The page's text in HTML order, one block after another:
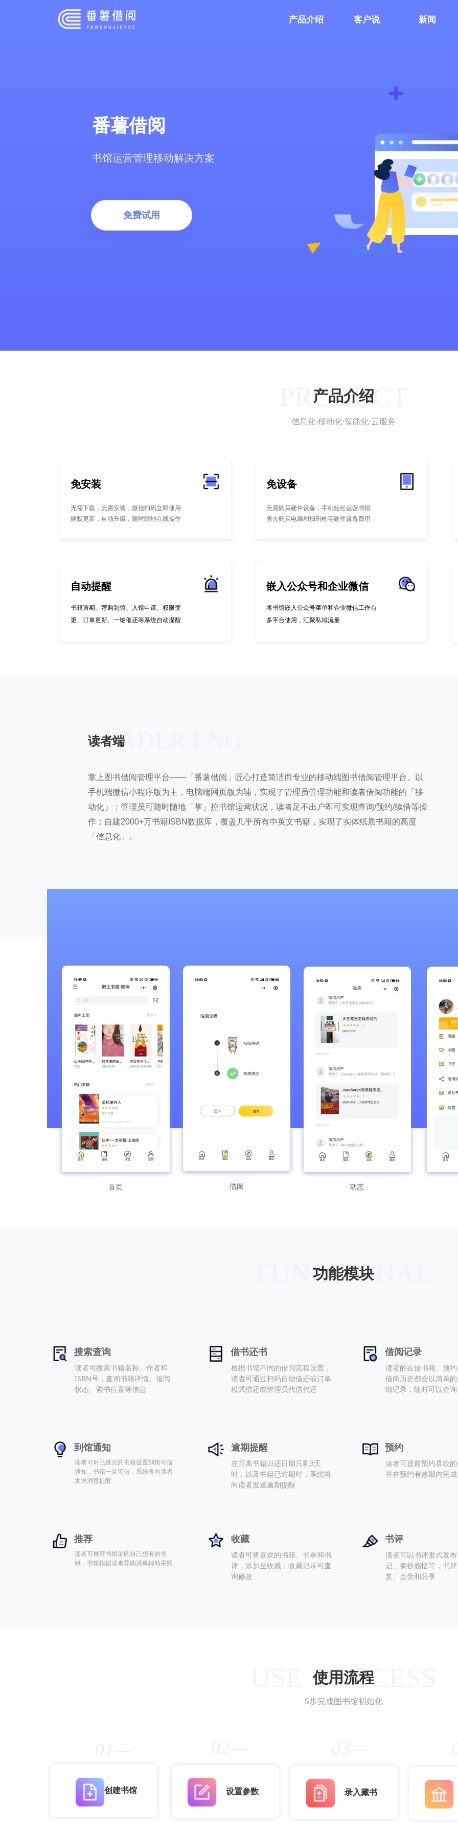
产品介绍 客户说 新闻
免费试用
番薯借阅
书馆运营管理移动解决方案
产品介绍
信息化·移动化·智能化·云服务
无需下载，无需安装，微信扫码立即使用
静默更新，自动升级，随时随地在线操作
免安装
无需购买硬件设备，手机轻松运营书馆
省去购买电脑和扫码枪等硬件设备费用
免设备
书籍逾期、荐购到馆、入馆申请、权限变
更、订单更新、一键催还等系统自动提醒
自动提醒
将书馆嵌入公众号菜单和企业微信工作台
多平台使用，汇聚私域流量
嵌入公众号和企业微信
功能模块
FUNCTIONAL
读者可搜索书籍名称、作者和
ISBN号，查询书籍详情、借阅
状态、索书位置等信息
搜索查询
根据书馆不同的借阅流程设置，
读者可通过扫码自助借还或订单
模式借还或管理员代借代还
借书还书
读者的在借书籍、预
借阅历史都会以清单
细记录，随时可以查询
借阅记录
读者可对已借完的书籍设置到馆可借
通知，书籍一旦可借，系统将向读者
发送消息提醒
到馆通知
在距离书籍归还日期只剩3天
时，以及书籍已逾期时，系统将
向读者发送逾期提醒
逾期提醒
读者可提前预约喜欢
并在预约有效期内完
预约
读者可推荐书馆采购自己想看的书
籍，书馆根据读者荐购清单辅助采购
推荐
读者可将喜欢的书籍、书单和书
评，添加至收藏；收藏记录可查
询修改
收藏
读者可以书评形式发
记、摘抄感悟等，书
复、点赞和分享
书评
创建书馆 设置参数 录入藏书
使用流程
5步完成图书馆初始化
掌上图书借阅管理平台——「番薯借阅」匠心打造简洁而专业的移动端图书借阅管理平台。以
手机端微信小程序版为主，电脑端网页版为辅，实现了管理员管理功能和读者借阅功能的「移
动化」：管理员可随时随地「掌」控书馆运营状况，读者足不出户即可实现查询/预约/续借等操
作；自建2000+万书籍ISBN数据库，覆盖几乎所有中英文书籍，实现了实体纸质书籍的高度
「信息化」。
读者端
READER ENG
首页 借阅 动态
PRODUCT
USE PROCESS